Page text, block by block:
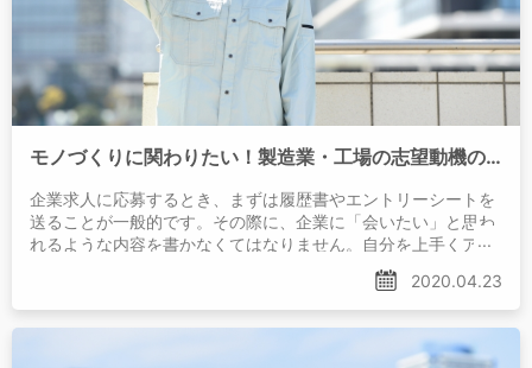
モノづくりに関わりたい！製造業・工場の志望動機の書き方・例文を紹介
企業求人に応募するとき、まずは履歴書やエントリーシートを
送ることが一般的です。その際に、企業に「会いたい」と思わ
れるような内容を書かなくてはなりません。自分を上手くアピ
ールすれば、その後の面接などでも有利に運べるでしょう。
2020.04.23